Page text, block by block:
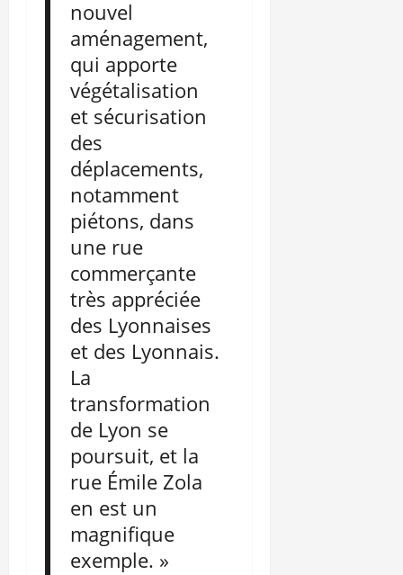
nouvel
aménagement,
qui apporte
végétalisation
et sécurisation
des
déplacements,
notamment
piétons, dans
une rue
commerçante
très appréciée
des Lyonnaises
et des Lyonnais.
La
transformation
de Lyon se
poursuit, et la
rue Émile Zola
en est un
magnifique
exemple. »